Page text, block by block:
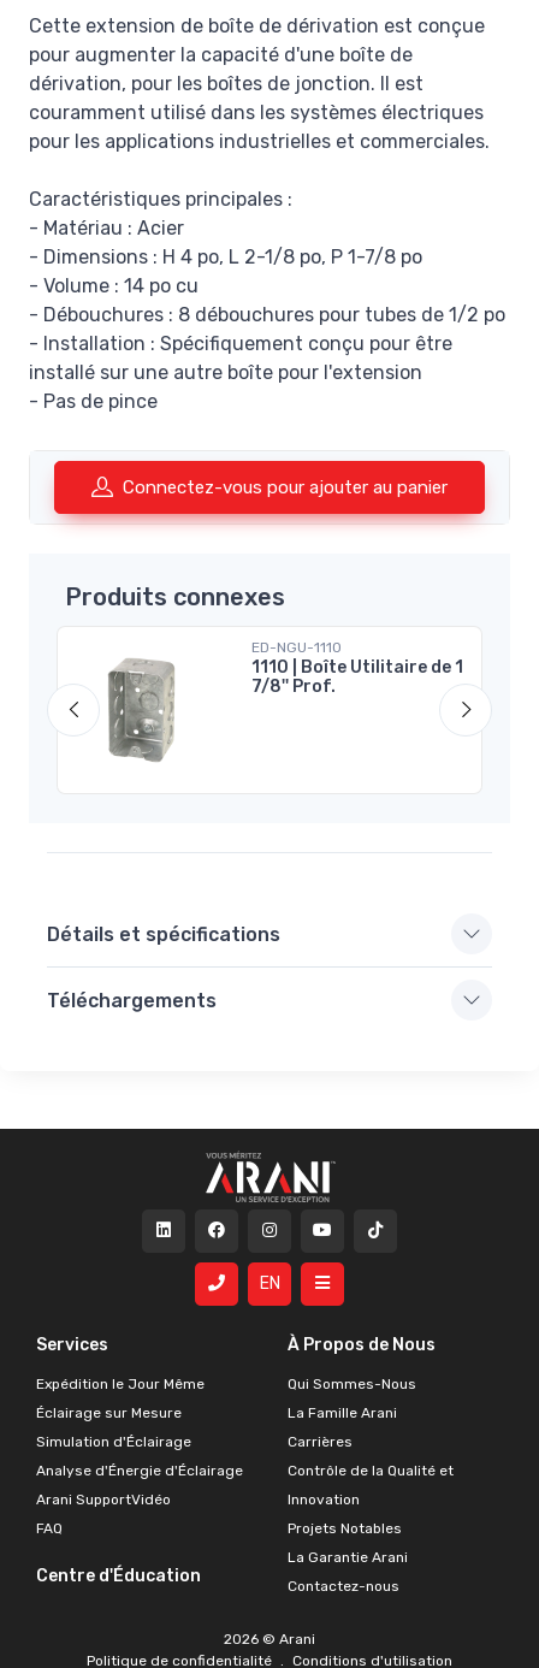
Cette extension de boîte de dérivation est conçue
pour augmenter la capacité d'une boîte de
dérivation, pour les boîtes de jonction. Il est
couramment utilisé dans les systèmes électriques
pour les applications industrielles et commerciales.
Caractéristiques principales :
- Matériau : Acier
- Dimensions : H 4 po, L 2-1/8 po, P 1-7/8 po
- Volume : 14 po cu
- Débouchures : 8 débouchures pour tubes de 1/2 po
- Installation : Spécifiquement conçu pour être
installé sur une autre boîte pour l'extension
- Pas de pince
Connectez-vous pour ajouter au panier
Produits connexes
ED-NGU-1110
1110 | Boîte Utilitaire de 1
7/8'' Prof.
Détails et spécifications
Téléchargements
Services
Expédition le Jour Même
Éclairage sur Mesure
Simulation d'Éclairage
Analyse d'Énergie d'Éclairage
Arani SupportVidéo
FAQ
Centre d'Éducation
À Propos de Nous
Qui Sommes-Nous
La Famille Arani
Carrières
Contrôle de la Qualité et
Innovation
Projets Notables
La Garantie Arani
Contactez-nous
EN
2026 © Arani
Politique de confidentialité . Conditions d'utilisation